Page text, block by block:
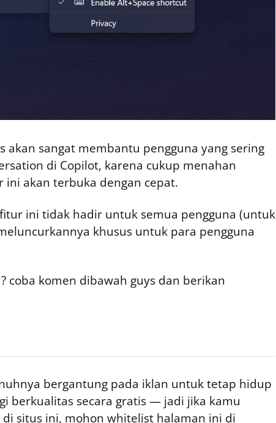
akan sangat membantu pengguna yang sering
di Copilot, karena cukup menahan
akan terbuka dengan cepat.
ini tidak hadir untuk semua pengguna (untuk
khusus untuk para pengguna
coba komen dibawah guys dan berikan
bergantung pada iklan untuk tetap hidup
berkualitas secara gratis — jadi jika kamu
situs ini, mohon whitelist halaman ini di